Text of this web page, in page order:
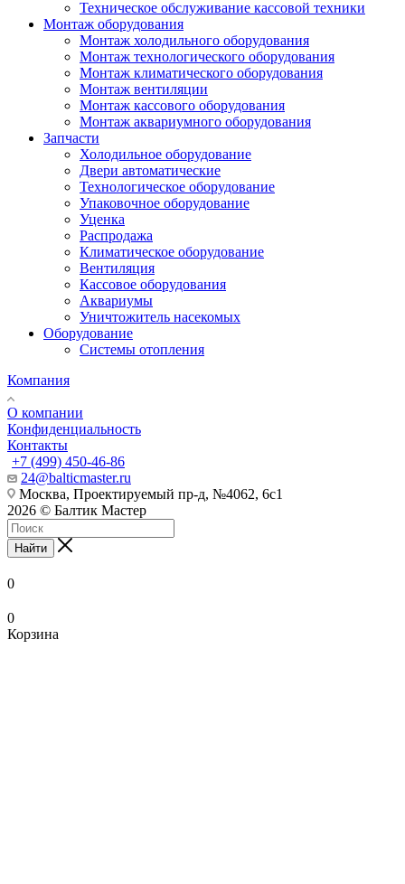
Техническое обслуживание кассовой техники
Монтаж оборудования
Монтаж холодильного оборудования
Монтаж технологического оборудования
Монтаж климатического оборудования
Монтаж вентиляции
Монтаж кассового оборудования
Монтаж аквариумного оборудования
Запчасти
Холодильное оборудование
Двери автоматические
Технологическое оборудование
Упаковочное оборудование
Уценка
Распродажа
Климатическое оборудование
Вентиляция
Кассовое оборудования
Аквариумы
Уничтожитель насекомых
Оборудование
Системы отопления
Компания
О компании
Конфиденциальность
Контакты
+7 (499) 450-46-86
24@balticmaster.ru
Москва, Проектируемый пр-д, №4062, 6с1
2026 © Балтик Мастер
Найти
0
0
Корзина